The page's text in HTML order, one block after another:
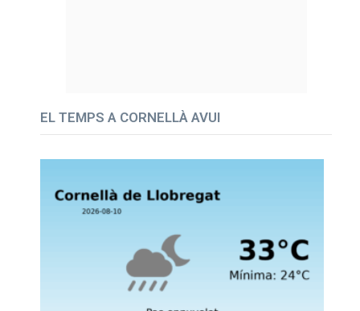
EL TEMPS A CORNELLÀ AVUI